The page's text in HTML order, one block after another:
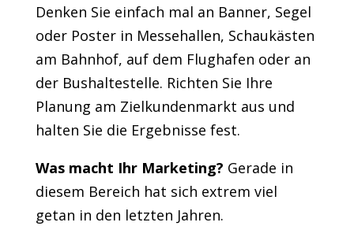
Denken Sie einfach mal an Banner, Segel
oder Poster in Messehallen, Schaukästen
am Bahnhof, auf dem Flughafen oder an
der Bushaltestelle. Richten Sie Ihre
Planung am Zielkundenmarkt aus und
halten Sie die Ergebnisse fest.
Was macht Ihr Marketing? Gerade in
diesem Bereich hat sich extrem viel
getan in den letzten Jahren.